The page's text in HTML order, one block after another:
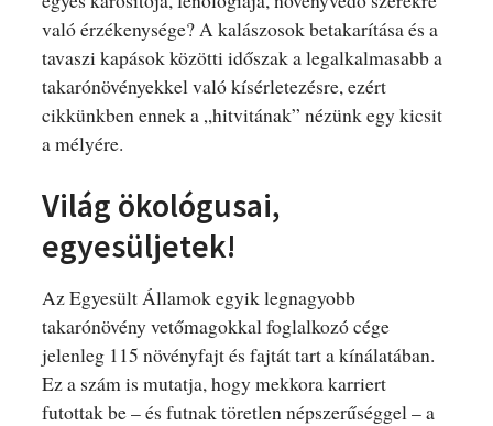
való érzékenysége? A kalászosok betakarítása és a
tavaszi kapások közötti időszak a legalkalmasabb a
takarónövényekkel való kísérletezésre, ezért
cikkünkben ennek a „hitvitának” nézünk egy kicsit
a mélyére.
Világ ökológusai,
egyesüljetek!
Az Egyesült Államok egyik legnagyobb
takarónövény vetőmagokkal foglalkozó cége
jelenleg 115 növényfajt és fajtát tart a kínálatában.
Ez a szám is mutatja, hogy mekkora karriert
futottak be – és futnak töretlen népszerűséggel – a